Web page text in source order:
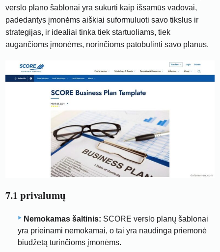
verslo plano šablonai yra sukurti kaip išsamūs vadovai,
padedantys įmonėms aiškiai suformuluoti savo tikslus ir
strategijas, ir idealiai tinka tiek startuoliams, tiek
augančioms įmonėms, norinčioms patobulinti savo planus.
7.1 privalumų
Nemokamas šaltinis: SCORE verslo planų šablonai
yra prieinami nemokamai, o tai yra naudinga priemonė
biudžetą turinčioms įmonėms.